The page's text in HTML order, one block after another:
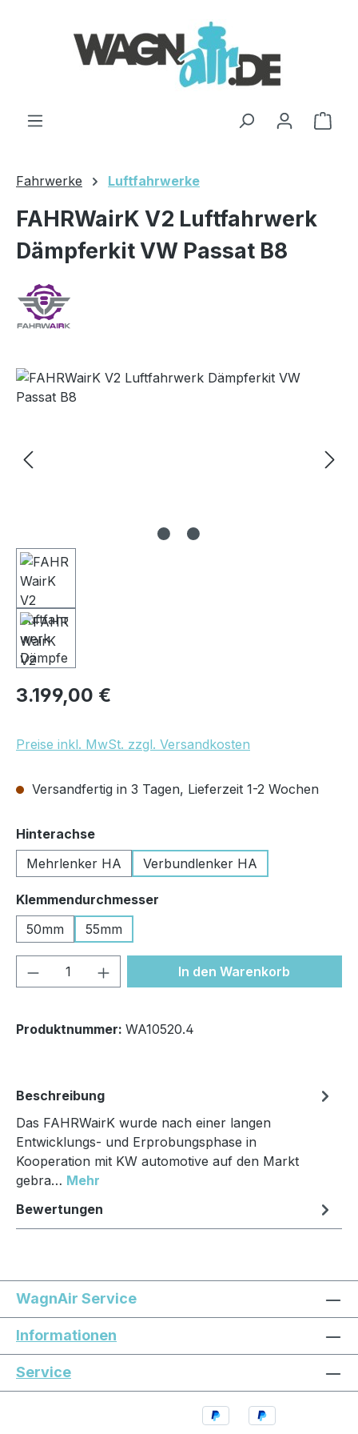
Fahrwerke Luftfahrwerke
FAHRWairK V2 Luftfahrwerk
Dämpferkit VW Passat B8
Bildergalerie überspringen
Regulärer Preis:
3.199,00 €
Preise inkl. MwSt. zzgl. Versandkosten
Versandfertig in 3 Tagen, Lieferzeit 1-2 Wochen
Hinterachseauswählen
Mehrlenker HA
Verbundlenker HA
Klemmendurchmesser
50mm
55mm
Produkt Anzahl: Gib denIn den Warenkorb
Produktnummer: WA10520.4
Beschreibung
Das FAHRWairK wurde nach einer langen
Entwicklungs- und Erprobungsphase in
Kooperation mit KW automotive auf den Markt
gebra… Mehr
Bewertungen
WagnAir Service
Informationen
Service